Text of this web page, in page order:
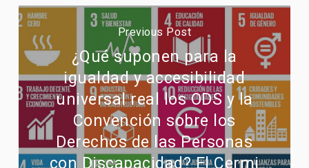
Previous Post
¿Qué suponen para la
igualdad y accesibilidad
universal real los ODS y la
Convención sobre los
Derechos de las Personas